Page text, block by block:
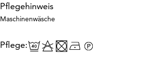
Pflegehinweis
Maschinenwäsche
Pflege: